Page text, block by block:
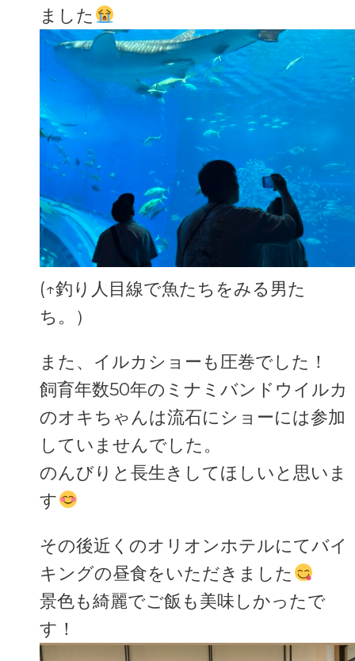
ました
(↑釣り人目線で魚たちをみる男た
ち。）
また、イルカショーも圧巻でした！
飼育年数50年のミナミバンドウイルカ
のオキちゃんは流石にショーには参加
していませんでした。
のんびりと長生きしてほしいと思いま
す
その後近くのオリオンホテルにてバイ
キングの昼食をいただきました
景色も綺麗でご飯も美味しかったで
す！